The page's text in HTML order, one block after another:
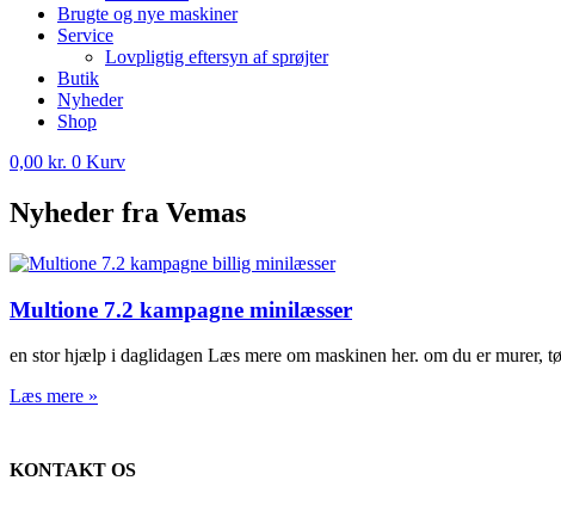
Brugte og nye maskiner
Service
Lovpligtig eftersyn af sprøjter
Butik
Nyheder
Shop
0,00 kr. 0 Kurv
Nyheder fra Vemas
Multione 7.2 kampagne minilæsser
en stor hjælp i daglidagen Læs mere om maskinen her. om du er murer,
Læs mere »
KONTAKT OS